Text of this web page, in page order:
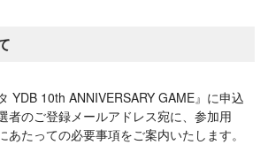
YDB 10th ANNIVERSARY GAME』に申込
者のご登録メールアドレス宛に、参加用
あたっての必要事項をご案内いたします。